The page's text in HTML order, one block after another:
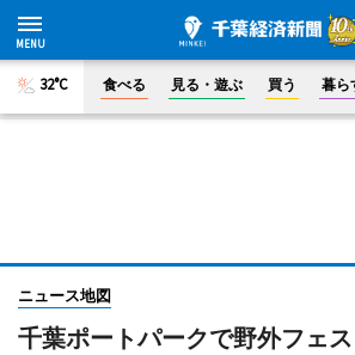
32°C 食べる 見る・遊ぶ 買う 暮ら
ニュース地図
千葉ポートパークで野外フェ